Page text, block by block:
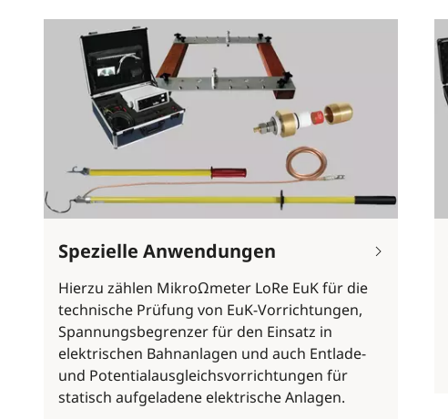
Spezielle Anwendungen
Hierzu zählen MikroΩmeter LoRe EuK für die
technische Prüfung von EuK-Vorrichtungen,
Spannungsbegrenzer für den Einsatz in
elektrischen Bahnanlagen und auch Entlade-
und Potentialausgleichsvorrichtungen für
statisch aufgeladene elektrische Anlagen.